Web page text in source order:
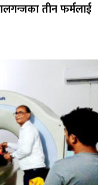
तीन फर्मलाई